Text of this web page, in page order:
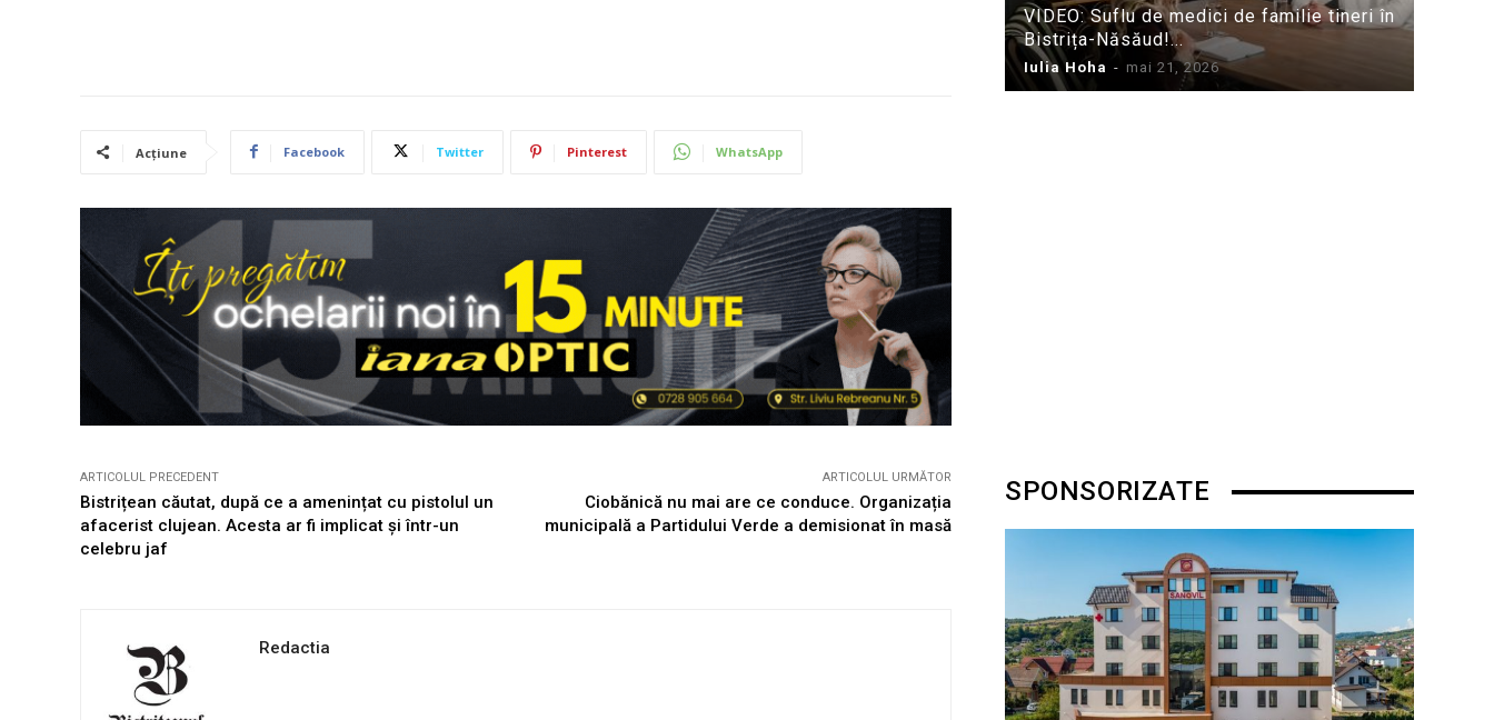
Acțiune Facebook Twitter Pinterest WhatsApp
ARTICOLUL PRECEDENT
Bistrițean căutat, după ce a amenințat cu pistolul un
afacerist clujean. Acesta ar fi implicat și într-un
celebru jaf
ARTICOLUL URMĂTOR
Ciobănică nu mai are ce conduce. Organizația
municipală a Partidului Verde a demisionat în masă
Redactia
VIDEO: Suflu de medici de familie tineri în
Bistrița-Năsăud!...
Iulia Hoha - mai 21, 2026
SPONSORIZATE